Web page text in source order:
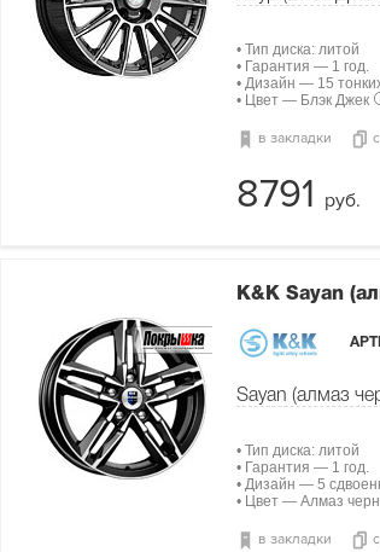
• Тип диска: литой
• Гарантия — 1 год.
• Дизайн — 15
• Цвет — Блэк Джек
в закладки
8791 руб.
K&K Sayan
Sayan (алмаз
• Тип диска: литой
• Гарантия — 1 год.
• Дизайн — 5
• Цвет — Алмаз
в закладки